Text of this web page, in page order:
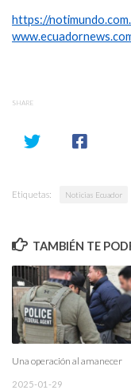
https://
SHARE
Etiquetas: Noticias Ecuador
TAMBIÉN TE
Una operación al amanecer
2025-01-29